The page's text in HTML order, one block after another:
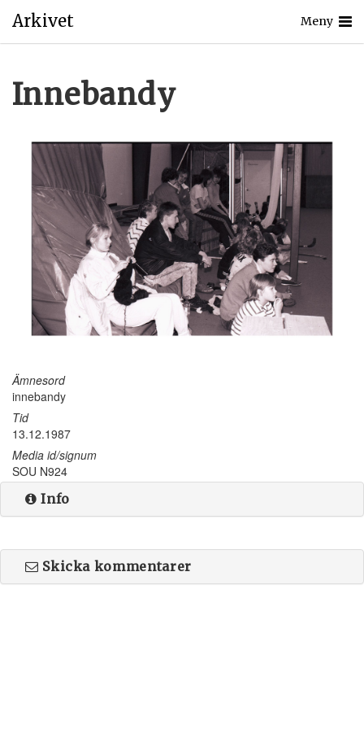
Arkivet Meny
Innebandy
Ämnesord
innebandy
Tid
13.12.1987
Media id/signum
SOU N924
Info
Skicka kommentarer